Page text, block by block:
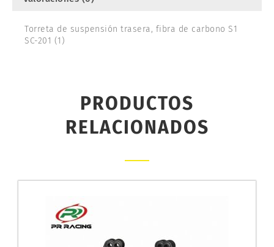
Torreta de suspensión trasera, fibra de carbono S1
SC-201 (1)
PRODUCTOS
RELACIONADOS